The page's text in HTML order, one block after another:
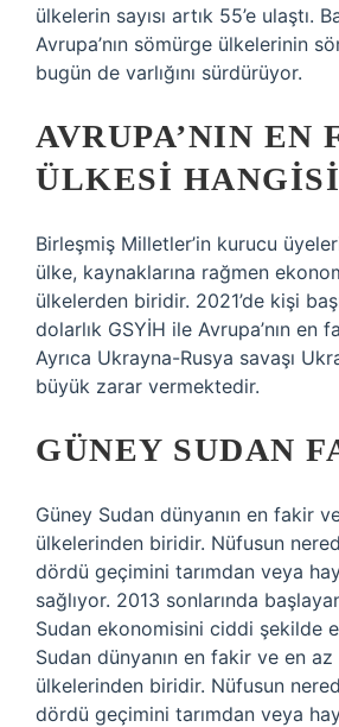
ülkelerin sayısı artık 55’e ulaştı.
Avrupa’nın sömürge ülkelerinin
bugün de varlığını sürdürüyor.
AVRUPA’NIN EN
ÜLKESI
Birleşmiş Milletler’in kurucu
ülke, kaynaklarına rağmen
ülkelerden biridir. 2021’de kişi
dolarlık GSYİH ile Avrupa’nın en
Ayrıca Ukrayna-Rusya savaşı
büyük zarar vermektedir.
GÜNEY SUDAN
Güney Sudan dünyanın en fakir
ülkelerinden biridir. Nüfusun
dördü geçimini tarımdan veya
sağlıyor. 2013 sonlarında
Sudan ekonomisini ciddi şekilde
Sudan dünyanın en fakir ve en
ülkelerinden biridir. Nüfusun
dördü geçimini tarımdan veya